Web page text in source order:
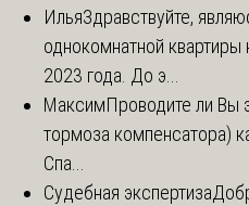
ИльяЗдравствуйте,
однокомнатной квартиры
2023 года. До э...
МаксимПроводите ли Вы
тормоза компенсатора)
Спа...
Судебная экспертиза